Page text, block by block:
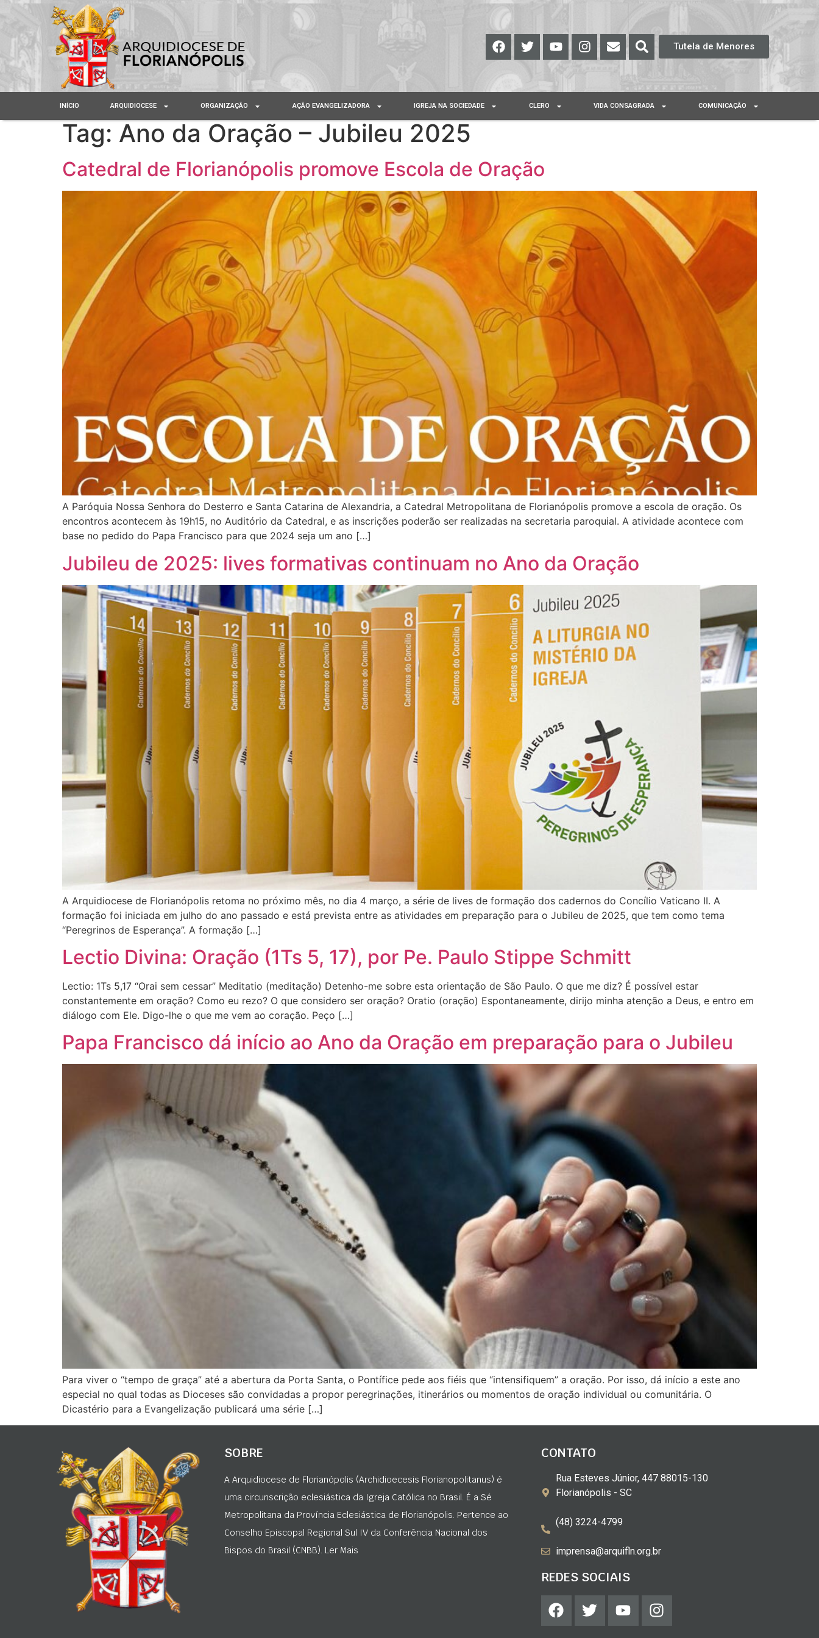
Tutela de Menores
INÍCIO ARQUIDIOCESE ORGANIZAÇÃO AÇÃO EVANGELIZADORA IGREJA NA SOCIEDADE CLERO VIDA CONSAGRADA COMUNICAÇÃO
Tag: Ano da Oração – Jubileu 2025
Catedral de Florianópolis promove Escola de Oração
A Paróquia Nossa Senhora do Desterro e Santa Catarina de Alexandria, a Catedral Metropolitana de Florianópolis promove a escola de oração. Os
encontros acontecem às 19h15, no Auditório da Catedral, e as inscrições poderão ser realizadas na secretaria paroquial. A atividade acontece com
base no pedido do Papa Francisco para que 2024 seja um ano […]
Jubileu de 2025: lives formativas continuam no Ano da Oração
A Arquidiocese de Florianópolis retoma no próximo mês, no dia 4 março, a série de lives de formação dos cadernos do Concílio Vaticano II. A
formação foi iniciada em julho do ano passado e está prevista entre as atividades em preparação para o Jubileu de 2025, que tem como tema
“Peregrinos de Esperança”. A formação […]
Lectio Divina: Oração (1Ts 5, 17), por Pe. Paulo Stippe Schmitt
Lectio: 1Ts 5,17 “Orai sem cessar” Meditatio (meditação) Detenho-me sobre esta orientação de São Paulo. O que me diz? É possível estar
constantemente em oração? Como eu rezo? O que considero ser oração? Oratio (oração) Espontaneamente, dirijo minha atenção a Deus, e entro em
diálogo com Ele. Digo-lhe o que me vem ao coração. Peço […]
Papa Francisco dá início ao Ano da Oração em preparação para o Jubileu
Para viver o “tempo de graça” até a abertura da Porta Santa, o Pontífice pede aos fiéis que “intensifiquem” a oração. Por isso, dá início a este ano
especial no qual todas as Dioceses são convidadas a propor peregrinações, itinerários ou momentos de oração individual ou comunitária. O
Dicastério para a Evangelização publicará uma série […]
SOBRE
A Arquidiocese de Florianópolis (Archidioecesis Florianopolitanus) é
uma circunscrição eclesiástica da Igreja Católica no Brasil. É a Sé
Metropolitana da Província Eclesiástica de Florianópolis. Pertence ao
Conselho Episcopal Regional Sul IV da Conferência Nacional dos
Bispos do Brasil (CNBB). Ler Mais
CONTATO
Rua Esteves Júnior, 447 88015-130
Florianópolis - SC
(48) 3224-4799
imprensa@arquifln.org.br
REDES SOCIAIS